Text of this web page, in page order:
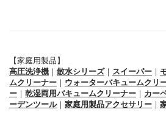
【家庭用製品】
高圧洗浄機 ｜ 散水シリーズ｜ スイーパー ｜
ムクリーナー ｜ ウォーターバキュームクリ
ー ｜ 乾湿両用バキュームクリーナー ｜ カー
ーデンツール｜ 家庭用製品アクセサリー ｜